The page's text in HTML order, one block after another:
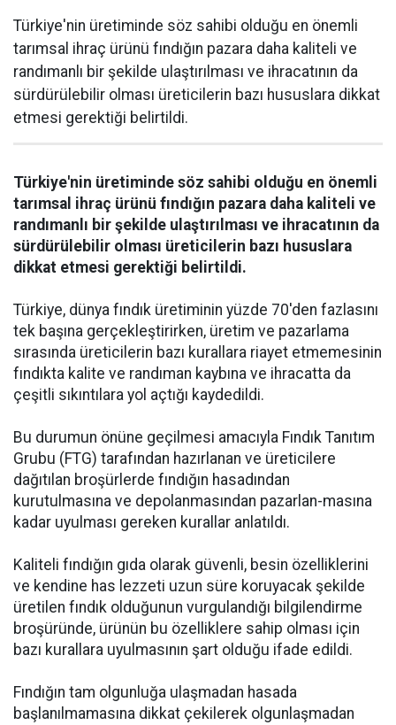
Türkiye'nin üretiminde söz sahibi olduğu en önemli
tarımsal ihraç ürünü fındığın pazara daha kaliteli ve
randımanlı bir şekilde ulaştırılması ve ihracatının da
sürdürülebilir olması üreticilerin bazı hususlara dikkat
etmesi gerektiği belirtildi.
Türkiye'nin üretiminde söz sahibi olduğu en önemli
tarımsal ihraç ürünü fındığın pazara daha kaliteli ve
randımanlı bir şekilde ulaştırılması ve ihracatının da
sürdürülebilir olması üreticilerin bazı hususlara
dikkat etmesi gerektiği belirtildi.
Türkiye, dünya fındık üretiminin yüzde 70'den fazlasını
tek başına gerçekleştirirken, üretim ve pazarlama
sırasında üreticilerin bazı kurallara riayet etmemesinin
fındıkta kalite ve randıman kaybına ve ihracatta da
çeşitli sıkıntılara yol açtığı kaydedildi.
Bu durumun önüne geçilmesi amacıyla Fındık Tanıtım
Grubu (FTG) tarafından hazırlanan ve üreticilere
dağıtılan broşürlerde fındığın hasadından
kurutulmasına ve depolanmasından pazarlan-masına
kadar uyulması gereken kurallar anlatıldı.
Kaliteli fındığın gıda olarak güvenli, besin özelliklerini
ve kendine has lezzeti uzun süre koruyacak şekilde
üretilen fındık olduğunun vurgulandığı bilgilendirme
broşüründe, ürünün bu özelliklere sahip olması için
bazı kurallara uyulmasının şart olduğu ifade edildi.
Fındığın tam olgunluğa ulaşmadan hasada
başlanılmamasına dikkat çekilerek olgunlaşmadan